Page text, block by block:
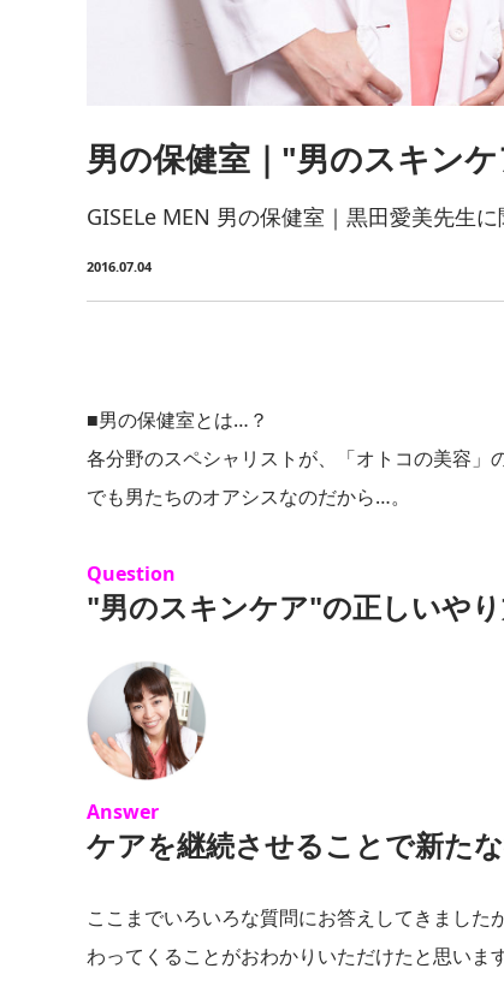
男の保健室｜"男のスキン
GISELe MEN 男の保健室｜黒田愛美先生
2016.07.04
■男の保健室とは…？
各分野のスペシャリストが、「オトコの美容
でも男たちのオアシスなのだから…。
Question
"男のスキンケア"の正しいやり
Answer
ケアを継続させることで新た
ここまでいろいろな質問にお答えしてきまし
わってくることがおわかりいただけたと思います